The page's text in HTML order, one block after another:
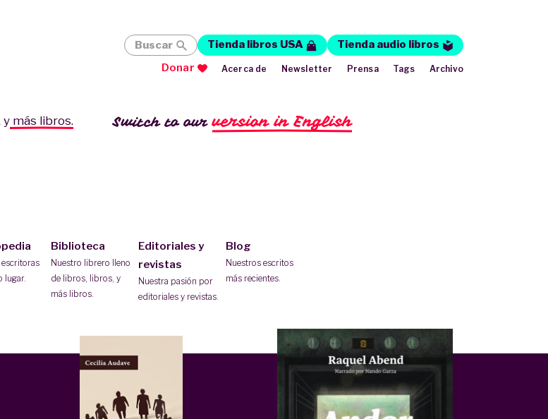
y más libros. Switch to ourversion in English
escritoras
lugar.
Biblioteca
Nuestro librero lleno
de libros, libros, y
más libros.
Editoriales y
revistas
Nuestra pasión por
editoriales y revistas.
Blog
Nuestros escritos
más recientes.
Buscar Tienda libros USA
Tienda audio libros
Donar
Acerca de Newsletter Prensa Tags Archivo